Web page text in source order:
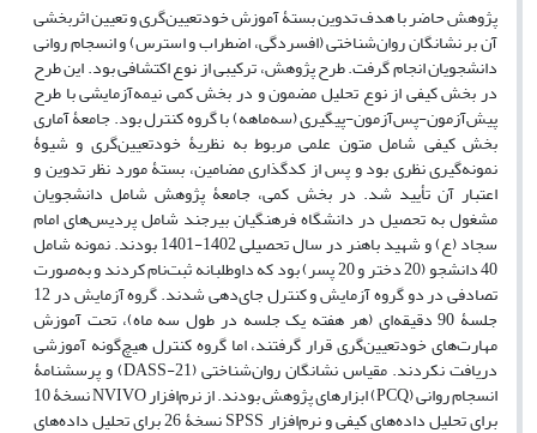
پژوهش حاضر با هدف تدوین بستۀ آموزش خودتعیین‌گری و تعیین اثربخشی
آن بر نشانگان روان‌شناختی (افسردگی، اضطراب و استرس) و انسجام روانی
دانشجویان انجام گرفت. طرح پژوهش، ترکیبی از نوع اکتشافی بود. این طرح
در بخش کیفی از نوع تحلیل مضمون و در بخش کمی نیمه‌آزمایشی با طرح
پیش‌آزمون-پس‌آزمون-پیگیری (سه‌ماهه) با گروه کنترل بود. جامعۀ آماری
بخش کیفی شامل متون علمی مربوط به نظریۀ خودتعیین‌گری و شیوۀ
نمونه‌گیری نظری بود و پس از کدگذاری مضامین، بستۀ مورد نظر تدوین و
اعتبار آن تأیید شد. در بخش کمی، جامعۀ پژوهش شامل دانشجویان
مشغول به تحصیل در دانشگاه فرهنگیان بیرجند شامل پردیس‌های امام
سجاد (ع) و شهید باهنر در سال تحصیلی 1402-1401 بودند. نمونه شامل
40 دانشجو (20 دختر و 20 پسر) بود که داوطلبانه ثبت‌نام کردند و به‌صورت
تصادفی در دو گروه آزمایش و کنترل جای‌دهی شدند. گروه آزمایش در 12
جلسۀ 90 دقیقه‌ای (هر هفته یک جلسه در طول سه ماه)، تحت آموزش
مهارت‌های خودتعیین‌گری قرار گرفتند، اما گروه کنترل هیچ‌گونه آموزشی
دریافت نکردند. مقیاس نشانگان روان‌شناختی (DASS-21) و پرسشنامۀ
انسجام روانی (PCQ) ابزارهای پژوهش بودند. از نرم‌افزار NVIVO نسخۀ 10
برای تحلیل داده‌های کیفی و نرم‌افزار SPSS نسخۀ 26 برای تحلیل داده‌های